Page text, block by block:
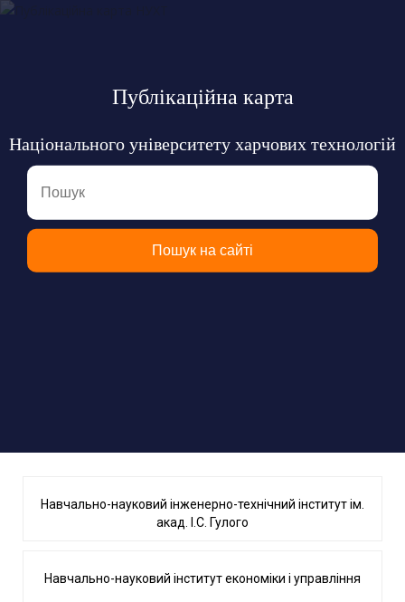
Публікаційна карта
Національного університету харчових технологій
Навчально-науковий інженерно-технічний інститут ім.
акад. І.С. Гулого
Навчально-науковий інститут економіки і управління